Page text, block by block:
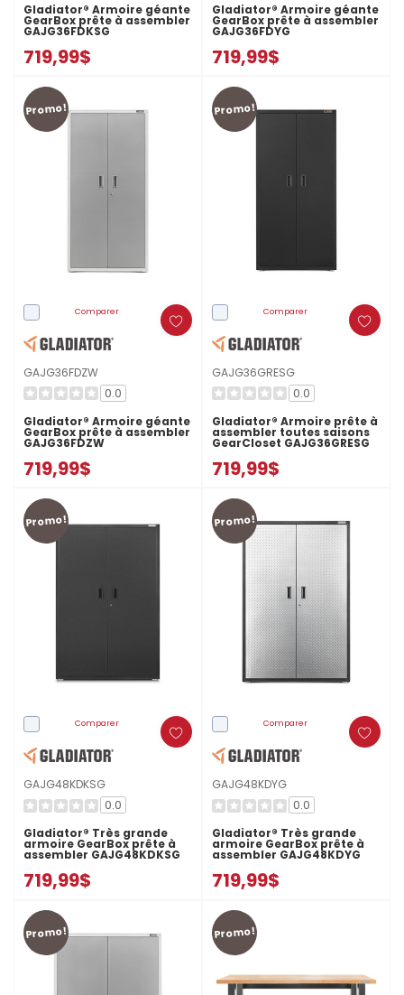
Gladiator® Armoire géante
GearBox prête à assembler
GAJG36FDKSG
719,99$
Gladiator® Armoire géante
GearBox prête à assembler
GAJG36FDYG
719,99$
Promo!
Comparer
GAJG36FDZW
0.0
Gladiator® Armoire géante
GearBox prête à assembler
GAJG36FDZW
719,99$
Promo!
Comparer
GAJG36GRESG
0.0
Gladiator® Armoire prête à
assembler toutes saisons
GearCloset GAJG36GRESG
719,99$
Promo!
Comparer
GAJG48KDKSG
0.0
Gladiator® Très grande
armoire GearBox prête à
assembler GAJG48KDKSG
719,99$
Promo!
Comparer
GAJG48KDYG
0.0
Gladiator® Très grande
armoire GearBox prête à
assembler GAJG48KDYG
719,99$
Promo! Promo!